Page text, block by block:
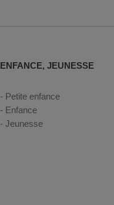
ENFANCE, JEUNESSE
Petite enfance
Enfance
Jeunesse